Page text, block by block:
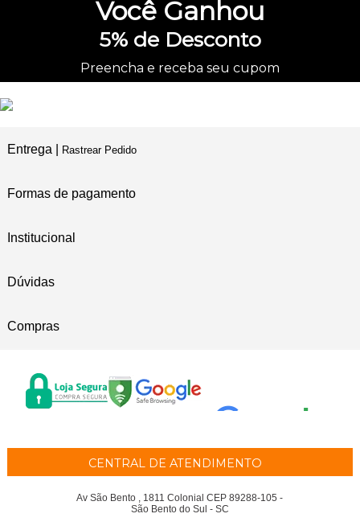
Você Ganhou
5%de Desconto
Preencha e receba seu cupom
Entrega | Rastrear Pedido
Formas de pagamento
Institucional
Dúvidas
Compras
CENTRAL DE ATENDIMENTO
Av São Bento , 1811 Colonial CEP 89288-105 -
São Bento do Sul - SC